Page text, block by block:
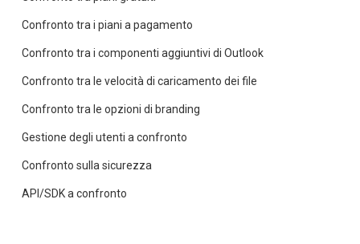
Confronto tra i piani a pagamento
Confronto tra i componenti aggiuntivi di Outlook
Confronto tra le velocità di caricamento dei file
Confronto tra le opzioni di branding
Gestione degli utenti a confronto
Confronto sulla sicurezza
API/SDK a confronto